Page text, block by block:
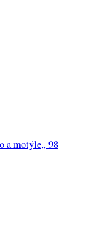
a motýle,, 98